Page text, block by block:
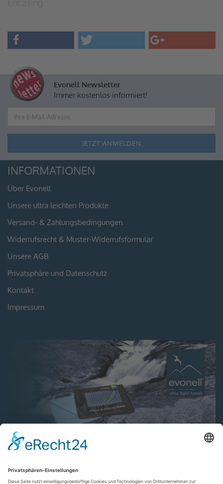
Evonell Newsletter
Immer kostenlos informiert!
INFORMATIONEN
Über Evonell
Unsere ultra leichten Produkte
Versand- & Zahlungsbedingungen
Widerrufsrecht & Muster-Widerrufsformular
Unsere AGB
Privatsphäre und Datenschutz
Kontakt
Impressum